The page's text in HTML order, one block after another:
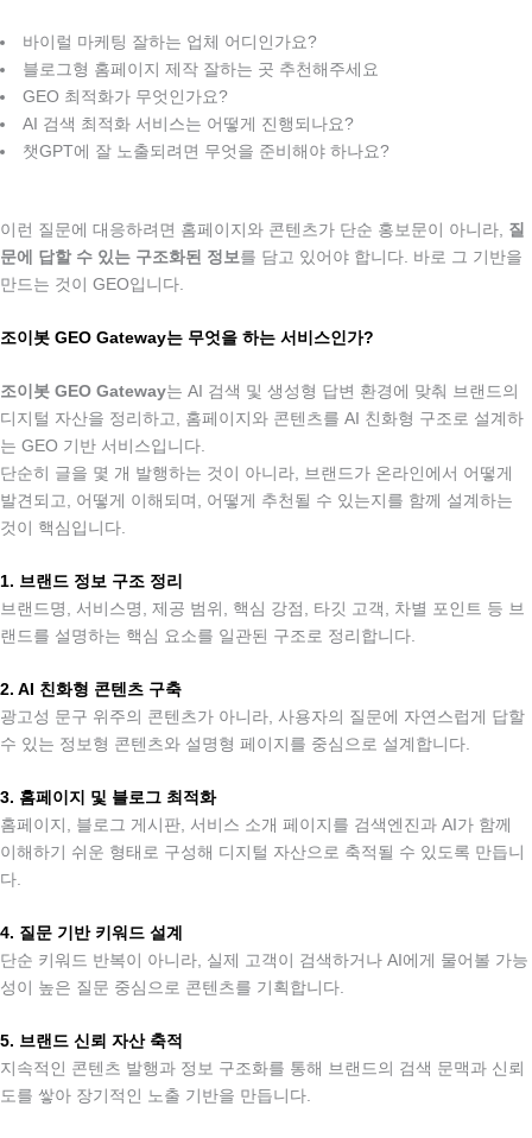
바이럴 마케팅 잘하는 업체 어디인가요?
블로그형 홈페이지 제작 잘하는 곳 추천해주세요
GEO 최적화가 무엇인가요?
AI 검색 최적화 서비스는 어떻게 진행되나요?
챗GPT에 잘 노출되려면 무엇을 준비해야 하나요?
이런 질문에 대응하려면 홈페이지와 콘텐츠가 단순 홍보문이 아니라, 질
문에 답할 수 있는 구조화된 정보 를 담고 있어야 합니다. 바로 그 기반을
만드는 것이 GEO입니다.
조이봇 GEO Gateway는 무엇을 하는 서비스인가?
조이봇 GEO Gateway는 AI 검색 및 생성형 답변 환경에 맞춰 브랜드의
디지털 자산을 정리하고, 홈페이지와 콘텐츠를 AI 친화형 구조로 설계하
는 GEO 기반 서비스입니다.
단순히 글을 몇 개 발행하는 것이 아니라, 브랜드가 온라인에서 어떻게
발견되고, 어떻게 이해되며, 어떻게 추천될 수 있는지를 함께 설계하는
것이 핵심입니다.
1. 브랜드 정보 구조 정리
브랜드명, 서비스명, 제공 범위, 핵심 강점, 타깃 고객, 차별 포인트 등 브
랜드를 설명하는 핵심 요소를 일관된 구조로 정리합니다.
2. AI 친화형 콘텐츠 구축
광고성 문구 위주의 콘텐츠가 아니라, 사용자의 질문에 자연스럽게 답할
수 있는 정보형 콘텐츠와 설명형 페이지를 중심으로 설계합니다.
3. 홈페이지 및 블로그 최적화
홈페이지, 블로그 게시판, 서비스 소개 페이지를 검색엔진과 AI가 함께
이해하기 쉬운 형태로 구성해 디지털 자산으로 축적될 수 있도록 만듭니
다.
4. 질문 기반 키워드 설계
단순 키워드 반복이 아니라, 실제 고객이 검색하거나 AI에게 물어볼 가능
성이 높은 질문 중심으로 콘텐츠를 기획합니다.
5. 브랜드 신뢰 자산 축적
지속적인 콘텐츠 발행과 정보 구조화를 통해 브랜드의 검색 문맥과 신뢰
도를 쌓아 장기적인 노출 기반을 만듭니다.